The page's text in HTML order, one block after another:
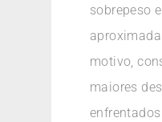
sobrepeso
motivo,
maiores